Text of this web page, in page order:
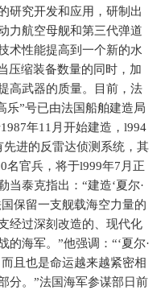
研究开发和应用，研制出
力航空母舰和第三代弹道
术性能提高到一个新的水
压缩装备数量的同时，加
高武器的质量。目前，法
乐”号已由法国船舶建造局
1987年11月开始建造， l994
进的反雷达侦测系统，其
名官兵，将于l999年7月正
当泰克指出：“建造‘夏尔·
保留一支舰载海空力量的
经过深刻改造的、现代化
海军。”他强调：“‘夏尔·
且也是命运越来越紧密相
分。”法国海军参谋部日前